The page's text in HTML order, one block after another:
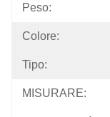
Peso:
Colore:
Tipo:
MISURARE: